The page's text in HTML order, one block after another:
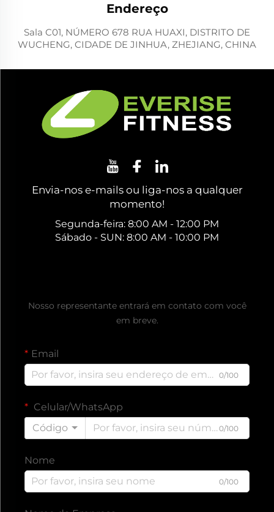
Endereço
Sala C01, NÚMERO 678 RUA HUAXI, DISTRITO DE
WUCHENG, CIDADE DE JINHUA, ZHEJIANG, CHINA
Envia-nos e-mails ou liga-nos a qualquer
momento!
Segunda-feira: 8:00 AM - 12:00 PM
Sábado - SUN: 8:00 AM - 10:00 PM
Nosso representante entrará em contato com você
em breve.
Email
0/100
Celular/WhatsApp
Código
0/100
Nome
0/100